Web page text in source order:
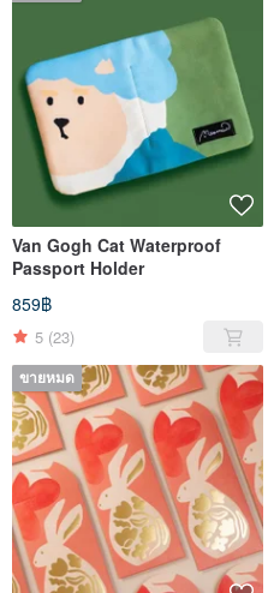
Van Gogh Cat Waterproof
Passport Holder
859฿
5 (23)
ขายหมด